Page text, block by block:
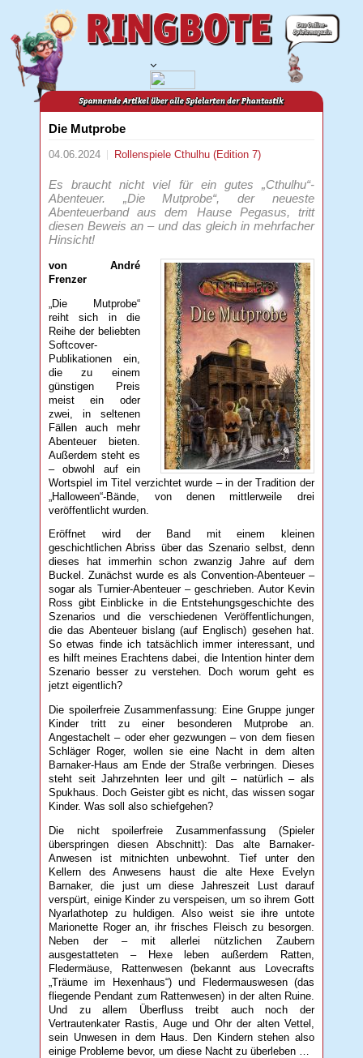
Die Mutprobe
04.06.2024 RollenspieleCthulhu (Edition 7)
Es braucht nicht viel für ein gutes „Cthulhu“-
Abenteuer. „Die Mutprobe“, der neueste
Abenteuerband aus dem Hause Pegasus, tritt
diesen Beweis an – und das gleich in mehrfacher
Hinsicht!
von André
Frenzer
„Die Mutprobe“
reiht sich in die
Reihe der beliebten
Softcover-
Publikationen ein,
die zu einem
günstigen Preis
meist ein oder
zwei, in seltenen
Fällen auch mehr
Abenteuer bieten.
Außerdem steht es
– obwohl auf ein
Wortspiel im Titel verzichtet wurde – in der Tradition der
„Halloween“-Bände, von denen mittlerweile drei
veröffentlicht wurden.
Eröffnet wird der Band mit einem kleinen
geschichtlichen Abriss über das Szenario selbst, denn
dieses hat immerhin schon zwanzig Jahre auf dem
Buckel. Zunächst wurde es als Convention-Abenteuer –
sogar als Turnier-Abenteuer – geschrieben. Autor Kevin
Ross gibt Einblicke in die Entstehungsgeschichte des
Szenarios und die verschiedenen Veröffentlichungen,
die das Abenteuer bislang (auf Englisch) gesehen hat.
So etwas finde ich tatsächlich immer interessant, und
es hilft meines Erachtens dabei, die Intention hinter dem
Szenario besser zu verstehen. Doch worum geht es
jetzt eigentlich?
Die spoilerfreie Zusammenfassung: Eine Gruppe junger
Kinder tritt zu einer besonderen Mutprobe an.
Angestachelt – oder eher gezwungen – von dem fiesen
Schläger Roger, wollen sie eine Nacht in dem alten
Barnaker-Haus am Ende der Straße verbringen. Dieses
steht seit Jahrzehnten leer und gilt – natürlich – als
Spukhaus. Doch Geister gibt es nicht, das wissen sogar
Kinder. Was soll also schiefgehen?
Die nicht spoilerfreie Zusammenfassung (Spieler
überspringen diesen Abschnitt): Das alte Barnaker-
Anwesen ist mitnichten unbewohnt. Tief unter den
Kellern des Anwesens haust die alte Hexe Evelyn
Barnaker, die just um diese Jahreszeit Lust darauf
verspürt, einige Kinder zu verspeisen, um so ihrem Gott
Nyarlathotep zu huldigen. Also weist sie ihre untote
Marionette Roger an, ihr frisches Fleisch zu besorgen.
Neben der – mit allerlei nützlichen Zaubern
ausgestatteten – Hexe leben außerdem Ratten,
Fledermäuse, Rattenwesen (bekannt aus Lovecrafts
„Träume im Hexenhaus“) und Fledermauswesen (das
fliegende Pendant zum Rattenwesen) in der alten Ruine.
Und zu allem Überfluss treibt auch noch der
Vertrautenkater Rastis, Auge und Ohr der alten Vettel,
sein Unwesen in dem Haus. Den Kindern stehen also
einige Probleme bevor, um diese Nacht zu überleben …